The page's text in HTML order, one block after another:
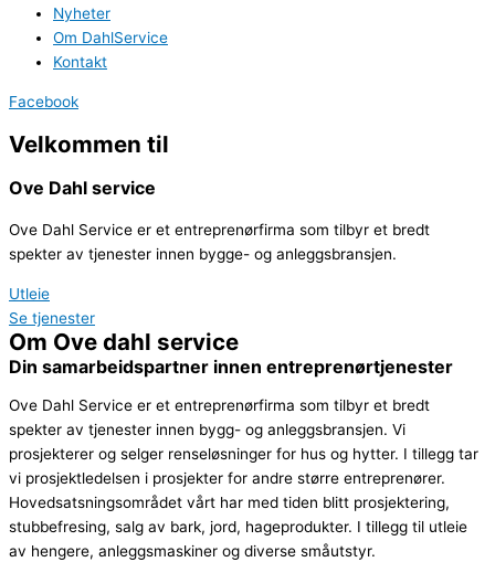
Nyheter
Om DahlService
Kontakt
Facebook
Velkommen til
Ove Dahl service
Ove Dahl Service er et entreprenørfirma som tilbyr et bredt
spekter av tjenester innen bygge- og anleggsbransjen.
Utleie
Se tjenester
Om Ove dahl service
Din samarbeidspartner innen entreprenørtjenester
Ove Dahl Service er et entreprenørfirma som tilbyr et bredt
spekter av tjenester innen bygg- og anleggsbransjen. Vi
prosjekterer og selger renseløsninger for hus og hytter. I tillegg tar
vi prosjektledelsen i prosjekter for andre større entreprenører.
Hovedsatsningsområdet vårt har med tiden blitt prosjektering,
stubbefresing, salg av bark, jord, hageprodukter. I tillegg til utleie
av hengere, anleggsmaskiner og diverse småutstyr.